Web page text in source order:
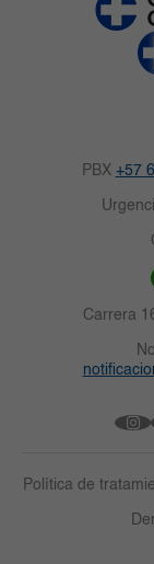
PBX +57
Carrera
Política de